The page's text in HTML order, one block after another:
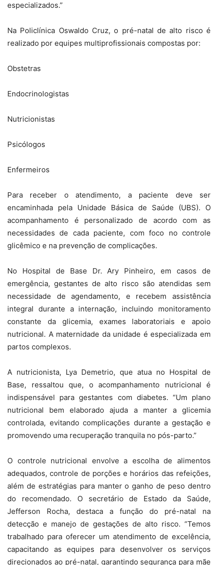
especializados.”
Na Policlínica Oswaldo Cruz, o pré-natal de alto risco é
realizado por equipes multiprofissionais compostas por:
Obstetras
Endocrinologistas
Nutricionistas
Psicólogos
Enfermeiros
Para receber o atendimento, a paciente deve ser
encaminhada pela Unidade Básica de Saúde (UBS). O
acompanhamento é personalizado de acordo com as
necessidades de cada paciente, com foco no controle
glicêmico e na prevenção de complicações.
No Hospital de Base Dr. Ary Pinheiro, em casos de
emergência, gestantes de alto risco são atendidas sem
necessidade de agendamento, e recebem assistência
integral durante a internação, incluindo monitoramento
constante da glicemia, exames laboratoriais e apoio
nutricional. A maternidade da unidade é especializada em
partos complexos.
A nutricionista, Lya Demetrio, que atua no Hospital de
Base, ressaltou que, o acompanhamento nutricional é
indispensável para gestantes com diabetes. “Um plano
nutricional bem elaborado ajuda a manter a glicemia
controlada, evitando complicações durante a gestação e
promovendo uma recuperação tranquila no pós-parto.”
O controle nutricional envolve a escolha de alimentos
adequados, controle de porções e horários das refeições,
além de estratégias para manter o ganho de peso dentro
do recomendado. O secretário de Estado da Saúde,
Jefferson Rocha, destaca a função do pré-natal na
detecção e manejo de gestações de alto risco. “Temos
trabalhado para oferecer um atendimento de excelência,
capacitando as equipes para desenvolver os serviços
direcionados ao pré-natal, garantindo segurança para mãe